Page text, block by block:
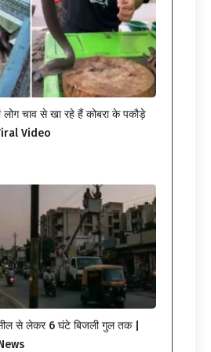
चाव से खा रहे हैं कोबरा के पकौड़े
Video
से लेकर 6 घंटे बिजली गुल तक |